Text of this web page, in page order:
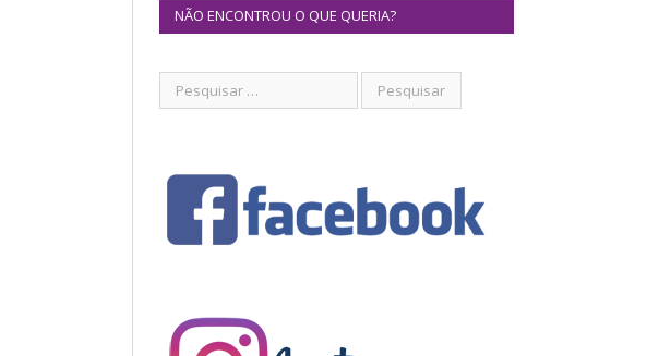
NÃO ENCONTROU O QUE QUERIA?